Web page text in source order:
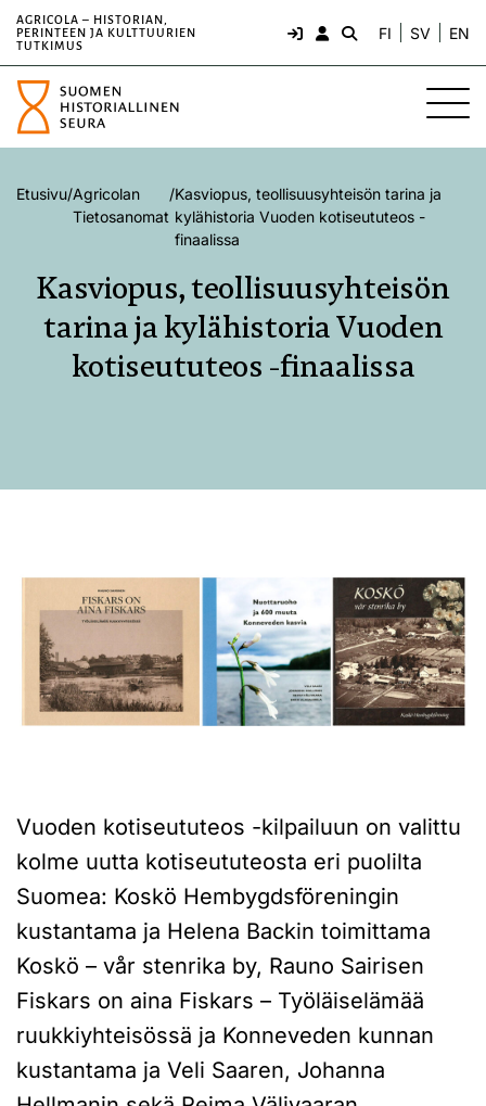
AGRICOLA – HISTORIAN,
PERINTEEN JA KULTTUURIEN
TUTKIMUS
FI SV EN
Etusivu/Agricolan
Tietosanomat
/Kasviopus, teollisuusyhteisön tarina ja
kylähistoria Vuoden kotiseututeos -
finaalissa
Kasviopus, teollisuusyhteisön
tarina ja kylähistoria Vuoden
kotiseututeos -finaalissa
Vuoden kotiseututeos -kilpailuun on valittu
kolme uutta kotiseututeosta eri puolilta
Suomea: Koskö Hembygdsföreningin
kustantama ja Helena Backin toimittama
Koskö – vår stenrika by, Rauno Sairisen
Fiskars on aina Fiskars – Työläiselämää
ruukkiyhteisössä ja Konneveden kunnan
kustantama ja Veli Saaren, Johanna